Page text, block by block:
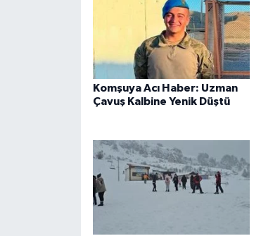
Komşuya Acı Haber: Uzman
Çavuş Kalbine Yenik Düştü